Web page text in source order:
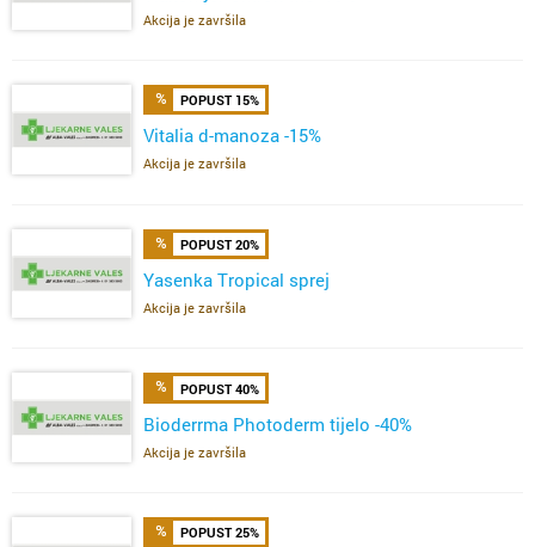
Akcija je završila
POPUST 15%
Vitalia d-manoza -15%
Akcija je završila
POPUST 20%
Yasenka Tropical sprej
Akcija je završila
POPUST 40%
Bioderrma Photoderm tijelo -40%
Akcija je završila
POPUST 25%